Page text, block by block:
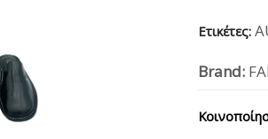
Ετικέτες:
Brand: